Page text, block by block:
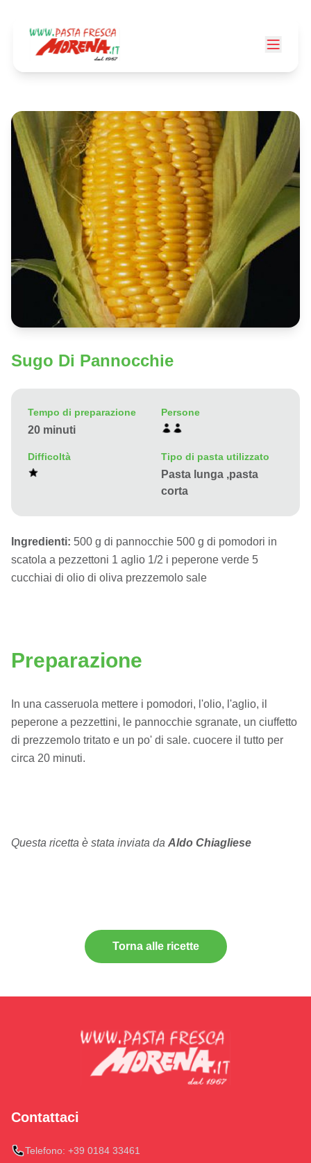
Sugo Di Pannocchie
Tempo di preparazione
20 minuti
Persone
Difficoltà Tipo di pasta utilizzato
Pasta lunga ,pasta
corta
Ingredienti: 500 g di pannocchie 500 g di pomodori in
scatola a pezzettoni 1 aglio 1/2 i peperone verde 5
cucchiai di olio di oliva prezzemolo sale
Preparazione
In una casseruola mettere i pomodori, l'olio, l'aglio, il
peperone a pezzettini, le pannocchie sgranate, un ciuffetto
di prezzemolo tritato e un po' di sale. cuocere il tutto per
circa 20 minuti.
Questa ricetta è stata inviata da Aldo Chiagliese
Torna alle ricette
Contattaci
Telefono: +39 0184 33461